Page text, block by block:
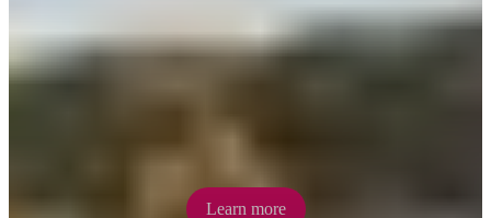
Davenport Ranges
Load up the 4WD for an adventure in the real Outback. Camp under
Learn more